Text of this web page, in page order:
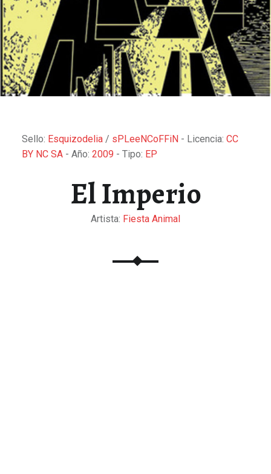
Sello: Esquizodelia/ sPLeeNCoFFiN- Licencia: CC
BY NC SA- Año: 2009 - Tipo: EP
El Imperio
Artista: Fiesta Animal